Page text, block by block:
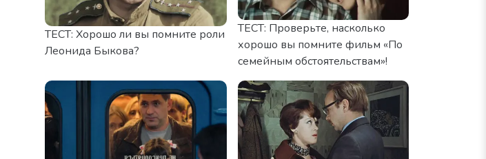
ТЕСТ: Хорошо ли вы помните роли
Леонида Быкова?
ТЕСТ: Проверьте, насколько
хорошо вы помните фильм «По
семейным обстоятельствам»!